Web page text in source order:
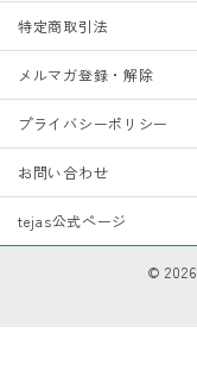
特定商取引法
メルマガ登録・解除
プライバシーポリシー
お問い合わせ
tejas公式ページ
©2026